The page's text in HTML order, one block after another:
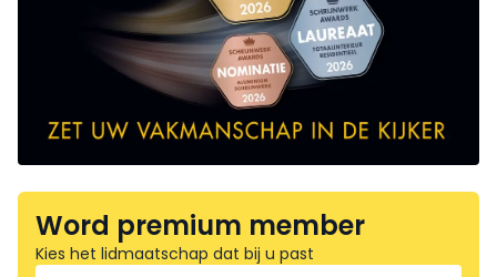
Word premium member
Kies het lidmaatschap dat bij u past